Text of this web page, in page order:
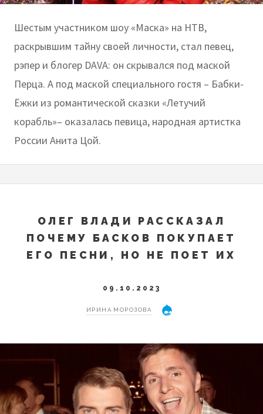
Шестым участником шоу «Маска» на НТВ,
раскрывшим тайну своей личности, стал певец,
рэпер и блогер DAVA: он скрывался под маской
Перца. А под маской специального гостя – Бабки-
Ёжки из романтической сказки «Летучий
корабль»– оказалась певица, народная артистка
России Анита Цой.
ОЛЕГ ВЛАДИ РАССКАЗАЛ
ПОЧЕМУ БАСКОВ ПОКУПАЕТ
ЕГО ПЕСНИ, НО НЕ ПОЕТ ИХ
09.10.2023
ИРИНА МОРОЗОВА